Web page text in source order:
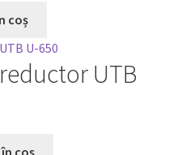
coș
UTB
coș